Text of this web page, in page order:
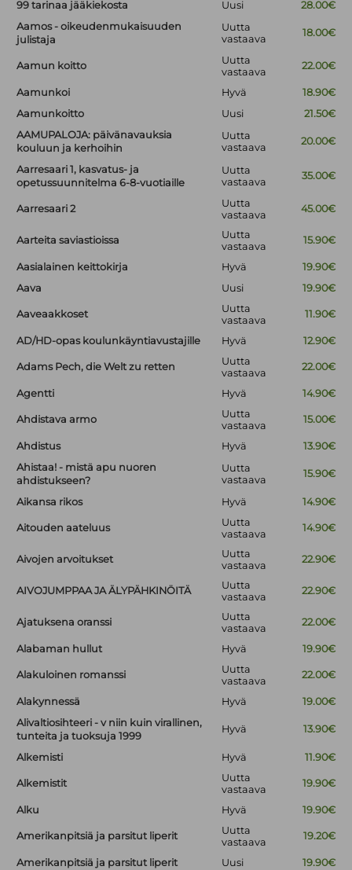
99 tarinaa jääkiekosta
Uusi
28.00€
Aamos - oikeudenmukaisuuden
julistaja
Uutta
vastaava
18.00€
Aamun koitto
Uutta
vastaava
22.00€
Aamunkoi Hyvä
18.90€
Aamunkoitto
Uusi
21.50€
AAMUPALOJA: päivänavauksia
kouluun ja kerhoihin
Uutta
vastaava
20.00€
Aarresaari 1, kasvatus- ja
opetussuunnitelma 6-8-vuotiaille
Uutta
vastaava
35.00€
Aarresaari 2
Uutta
vastaava
45.00€
Aarteita saviastioissa
Uutta
vastaava
15.90€
Aasialainen keittokirja Hyvä
19.90€
Aava
Uusi 19.90€
Aaveaakkoset
Uutta
vastaava
11.90€
AD/HD-opas koulunkäyntiavustajille Hyvä 12.90€
Adams Pech, die Welt zu retten
Uutta
vastaava
22.00€
Agentti Hyvä 14.90€
Ahdistava armo
Uutta
vastaava
15.00€
Ahdistus Hyvä
13.90€
Ahistaa! - mistä apu nuoren
ahdistukseen?
Uutta
vastaava
15.90€
Aikansa rikos Hyvä 14.90€
Aitouden aateluus
Uutta
vastaava
14.90€
Aivojen arvoitukset
Uutta
vastaava
22.90€
AIVOJUMPPAA JA ÄLYPÄHKINÖITÄ
Uutta
vastaava
22.90€
Ajatuksena oranssi
Uutta
vastaava
22.00€
Alabaman hullut Hyvä 19.90€
Alakuloinen romanssi
Uutta
vastaava
22.00€
Alakynnessä Hyvä
19.00€
Alivaltiosihteeri - v niin kuin virallinen,
tunteita ja tuoksuja 1999
Hyvä 13.90€
Alkemisti Hyvä 11.90€
Alkemistit
Uutta
vastaava
19.90€
Alku Hyvä 19.90€
Amerikanpitsiä ja parsitut liperit
Uutta
vastaava
19.20€
Amerikanpitsiä ja parsitut liperit Uusi
19.90€